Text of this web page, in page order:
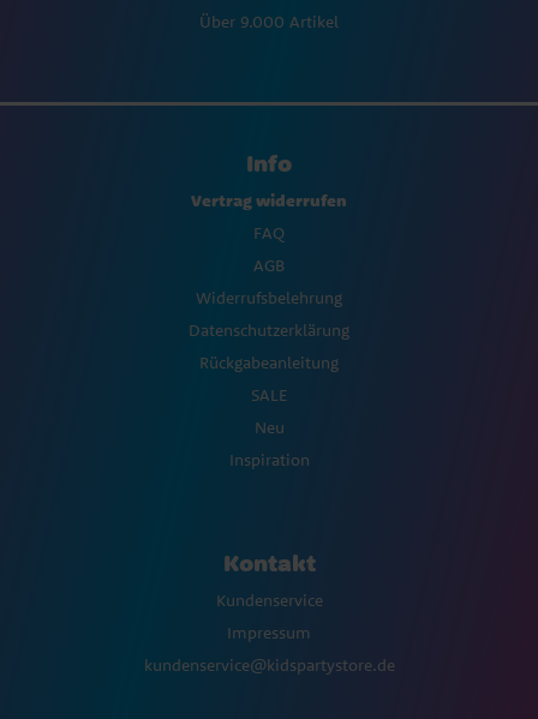
Über 9.000 Artikel
Info
Vertrag widerrufen
FAQ
AGB
Widerrufsbelehrung
Datenschutzerklärung
Rückgabeanleitung
SALE
Neu
Inspiration
Kontakt
Kundenservice
Impressum
kundenservice@kidspartystore.de